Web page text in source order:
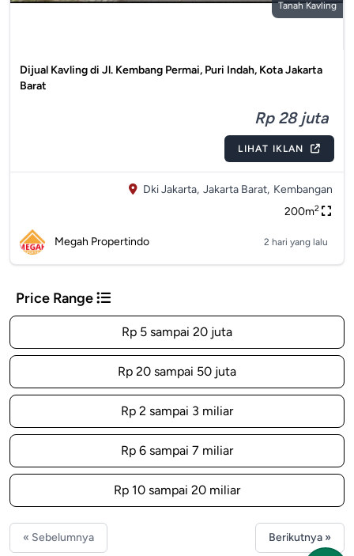
Tanah Kavling
Dijual Kavling di Jl. Kembang Permai, Puri Indah, Kota Jakarta
Barat
Rp 28 juta
LIHAT IKLAN
Dki Jakarta, Jakarta Barat, Kembangan
200m2
Megah Propertindo 2 hari yang lalu
Price Range
Rp 5 sampai 20 juta
Rp 20 sampai 50 juta
Rp 2 sampai 3 miliar
Rp 6 sampai 7 miliar
Rp 10 sampai 20 miliar
« Sebelumnya Berikutnya »